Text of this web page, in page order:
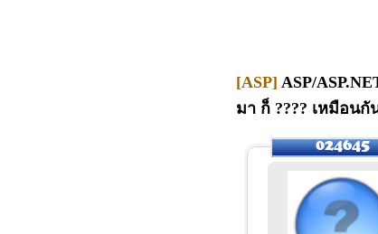
[ASP] ASP/
มา ก็ ???? เหมือนกั